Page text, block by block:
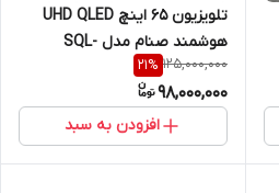
تلویزیون ۶۵ اینچ UHD QLED
هوشمند صنام مدل SQL-
65M1800U(GR)
125,000,000
21%
98,000,000
افزودن به سبد